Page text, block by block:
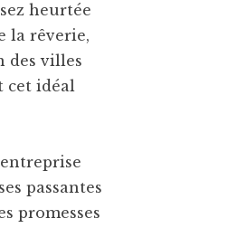
heurtée
la rêverie,
des villes
cet idéal
passantes
promesses